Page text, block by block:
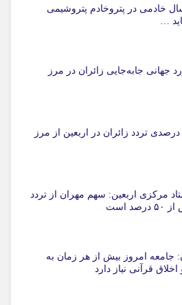
خادمی در پتروخادم پتروشیمی
…
جهانی جابه‌جایی زائران در مرز
رشد ۲۴ درصدی تردد زائران در اربعین از مرز
مرکزی اربعین: سهم مهران از تردد
است
جامعه امروز بیش از هر زمان به
قرآنی نیاز دارد